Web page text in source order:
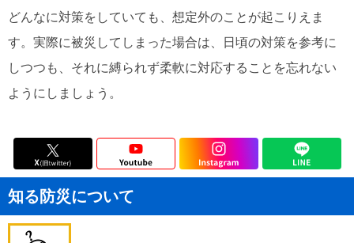
どんなに対策をしていても、想定外のことが起こりえま
す。実際に被災してしまった場合は、日頃の対策を参考に
しつつも、それに縛られず柔軟に対応することを忘れない
ようにしましょう。
知る防災について